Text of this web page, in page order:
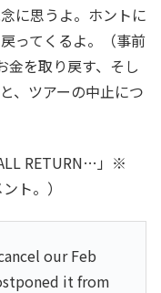
に思うよ。ホントに
ってくるよ。（事前
金を取り戻す、そし
、ツアーの中止につ
RETURN…」※
ト。）
our Feb
it from